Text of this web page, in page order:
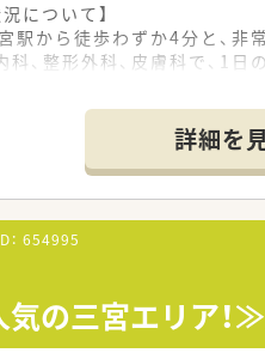
について】
から徒歩わずか4分と、非
、整形外科、皮膚科で、1日
防止システムを導入完了し
を継続的に確認するため、
に貢献するため、年間190
で約8割が「薬局の雰囲気の
36歳と比較的若く、20代
1人当たりの処方箋対応枚
詳細を
654995
気の三宮エリア